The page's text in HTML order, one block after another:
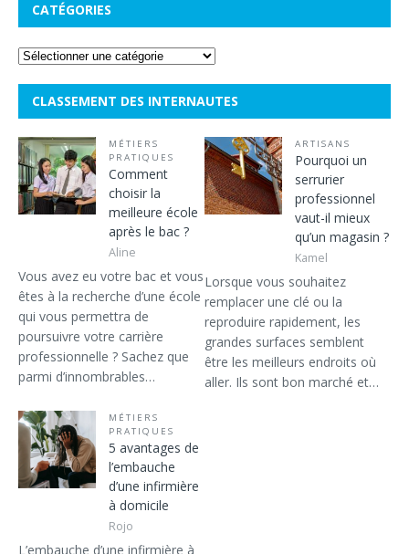
CATÉGORIES
CLASSEMENT DES INTERNAUTES
MÉTIERS
PRATIQUES
Comment
choisir la
meilleure école
après le bac ?
Aline
Vous avez eu votre bac et vous
êtes à la recherche d’une école
qui vous permettra de
poursuivre votre carrière
professionnelle ? Sachez que
parmi d’innombrables…
ARTISANS
Pourquoi un
serrurier
professionnel
vaut-il mieux
qu’un magasin ?
Kamel
Lorsque vous souhaitez
remplacer une clé ou la
reproduire rapidement, les
grandes surfaces semblent
être les meilleurs endroits où
aller. Ils sont bon marché et…
MÉTIERS
PRATIQUES
5 avantages de
l’embauche
d’une infirmière
à domicile
Rojo
L’embauche d’une infirmière à